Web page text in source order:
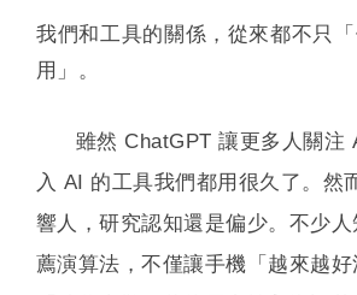
我們和工具的關係，從來都不只
用」。
雖然 ChatGPT 讓更多人關注
入 AI 的工具我們都用很久了。然
響人，研究認知還是偏少。不少
薦演算法，不僅讓手機「越來越